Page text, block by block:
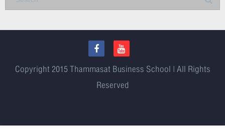
Copyright 2015Thammasat Business School | All Rights
Reserved